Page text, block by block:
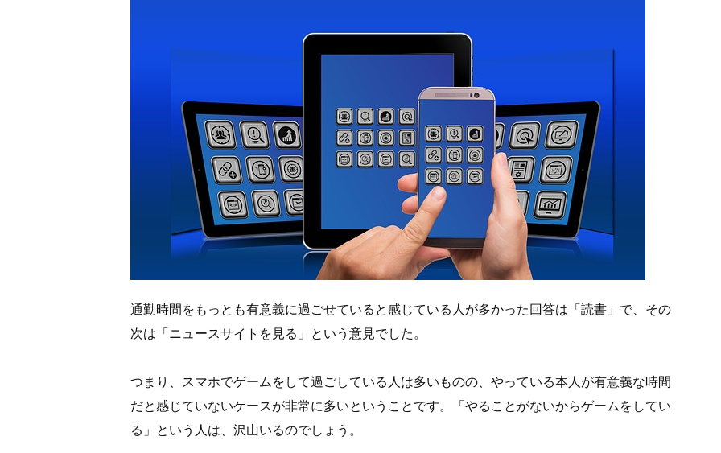
通勤時間をもっとも有意義に過ごせていると感じている人が多かった回答は「読書」で、その
次は「ニュースサイトを見る」という意見でした。
つまり、スマホでゲームをして過ごしている人は多いものの、やっている本人が有意義な時間
だと感じていないケースが非常に多いということです。「やることがないからゲームをしてい
る」という人は、沢山いるのでしょう。